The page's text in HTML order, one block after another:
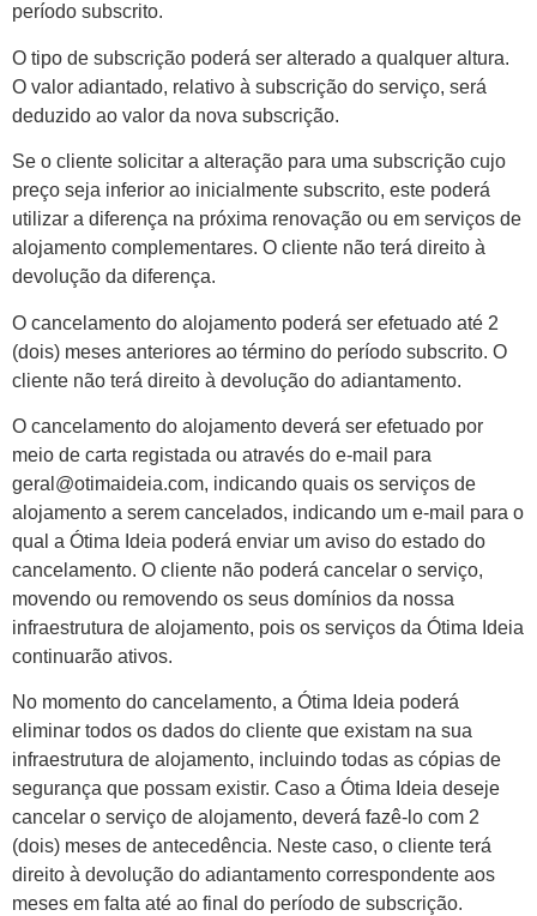
período subscrito.
O tipo de subscrição poderá ser alterado a qualquer altura.
O valor adiantado, relativo à subscrição do serviço, será
deduzido ao valor da nova subscrição.
Se o cliente solicitar a alteração para uma subscrição cujo
preço seja inferior ao inicialmente subscrito, este poderá
utilizar a diferença na próxima renovação ou em serviços de
alojamento complementares. O cliente não terá direito à
devolução da diferença.
O cancelamento do alojamento poderá ser efetuado até 2
(dois) meses anteriores ao término do período subscrito. O
cliente não terá direito à devolução do adiantamento.
O cancelamento do alojamento deverá ser efetuado por
meio de carta registada ou através do e-mail para
geral@otimaideia.com, indicando quais os serviços de
alojamento a serem cancelados, indicando um e-mail para o
qual a Ótima Ideia poderá enviar um aviso do estado do
cancelamento. O cliente não poderá cancelar o serviço,
movendo ou removendo os seus domínios da nossa
infraestrutura de alojamento, pois os serviços da Ótima Ideia
continuarão ativos.
No momento do cancelamento, a Ótima Ideia poderá
eliminar todos os dados do cliente que existam na sua
infraestrutura de alojamento, incluindo todas as cópias de
segurança que possam existir. Caso a Ótima Ideia deseje
cancelar o serviço de alojamento, deverá fazê-lo com 2
(dois) meses de antecedência. Neste caso, o cliente terá
direito à devolução do adiantamento correspondente aos
meses em falta até ao final do período de subscrição.